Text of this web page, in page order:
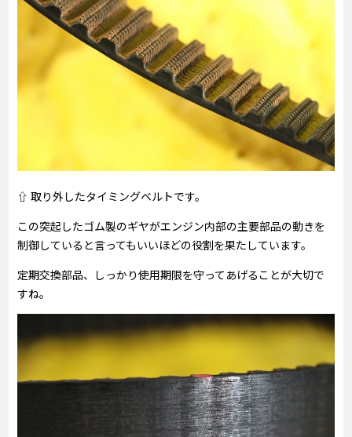
⇧ 取り外したタイミングベルトです。
この突起したゴム製のギヤがエンジン内部の主要部品の動きを
制御していると言ってもいいほどの役割を果たしています。
定期交換部品、しっかり使用期限を守ってあげることが大切で
すね。